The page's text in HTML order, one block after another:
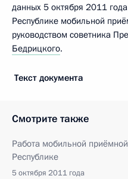
данных 5 октября 2011
Республике мобильной
руководством советника
Бедрицкого.
Текст документа
Смотрите также
Работа мобильной
Республике
5 октября 2011 года